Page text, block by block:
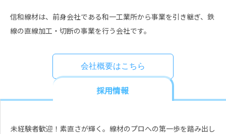
信和線材は、前身会社である和一工業所から事業を引き継ぎ、鉄
線の直線加工・切断の事業を行う会社です。
会社概要はこちら
採用情報
未経験者歓迎！素直さが輝く。線材のプロへの第一歩を踏み出し